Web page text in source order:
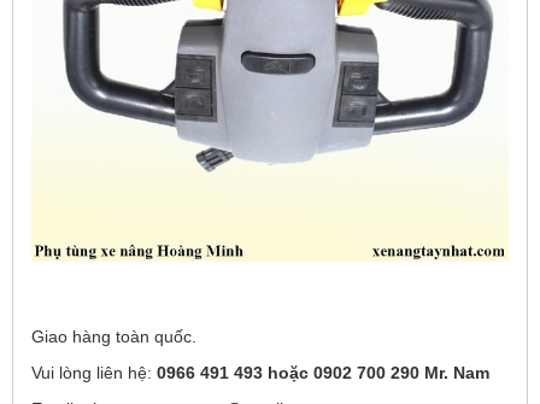
Giao hàng toàn quốc.
Vui lòng liên hệ: 0966 491 493 hoặc 0902 700 290 Mr. Nam